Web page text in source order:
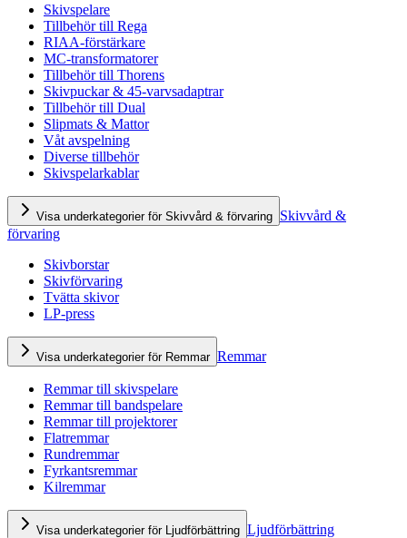
Skivspelare
Tillbehör till Rega
RIAA-förstärkare
MC-transformatorer
Tillbehör till Thorens
Skivpuckar & 45-varvsadaptrar
Tillbehör till Dual
Slipmats & Mattor
Våt avspelning
Diverse tillbehör
Skivspelarkablar
Visa underkategorier för Skivvård & förvaring Skivvård &
förvaring
Skivborstar
Skivförvaring
Tvätta skivor
LP-press
Visa underkategorier för Remmar Remmar
Remmar till skivspelare
Remmar till bandspelare
Remmar till projektorer
Flatremmar
Rundremmar
Fyrkantsremmar
Kilremmar
Visa underkategorier för Ljudförbättring Ljudförbättring